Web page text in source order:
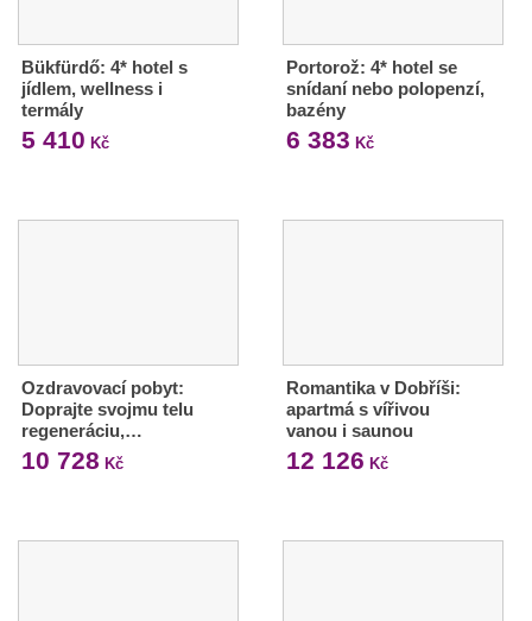
Bükfürdő: 4* hotel s
jídlem, wellness i
termály
5 410 Kč
Portorož: 4* hotel se
snídaní nebo polopenzí,
bazény
6 383 Kč
Ozdravovací pobyt:
Doprajte svojmu telu
regeneráciu,…
10 728 Kč
Romantika v Dobříši:
apartmá s vířivou
vanou i saunou
12 126 Kč